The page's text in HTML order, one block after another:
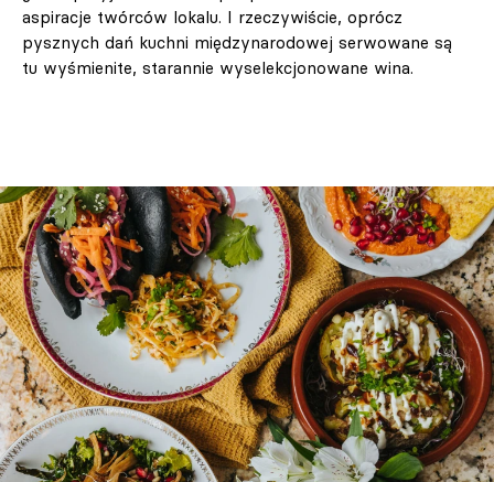
aspiracje twórców lokalu. I rzeczywiście, oprócz
pysznych dań kuchni międzynarodowej serwowane są
tu wyśmienite, starannie wyselekcjonowane wina.